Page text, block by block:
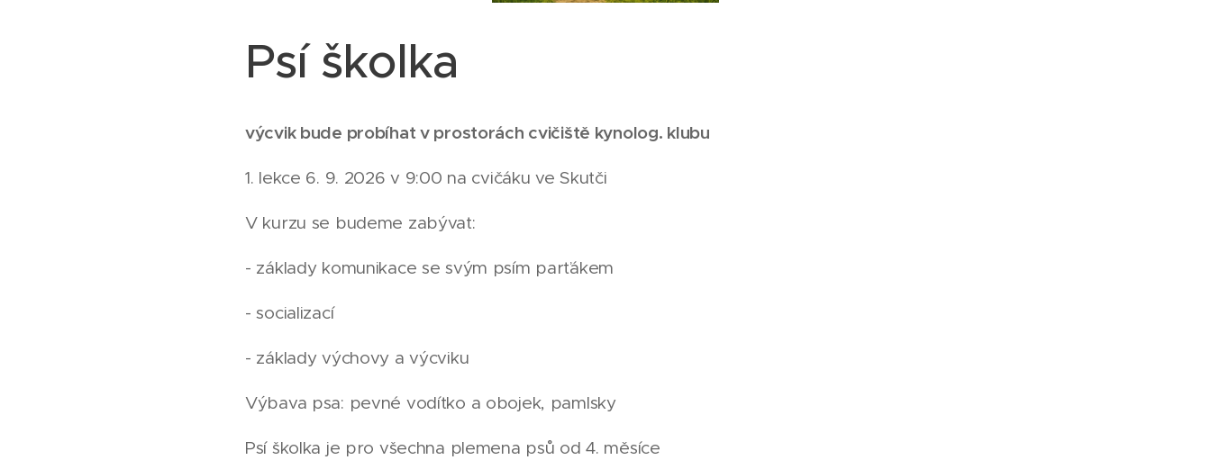
Psí školka
výcvik bude probíhat v prostorách cvičiště kynolog. klubu
1. lekce 6. 9. 2026 v 9:00 na cvičáku ve Skutči
V kurzu se budeme zabývat:
- základy komunikace se svým psím parťákem
- socializací
- základy výchovy a výcviku
Výbava psa: pevné vodítko a obojek, pamlsky
Psí školka je pro všechna plemena psů od 4. měsíce